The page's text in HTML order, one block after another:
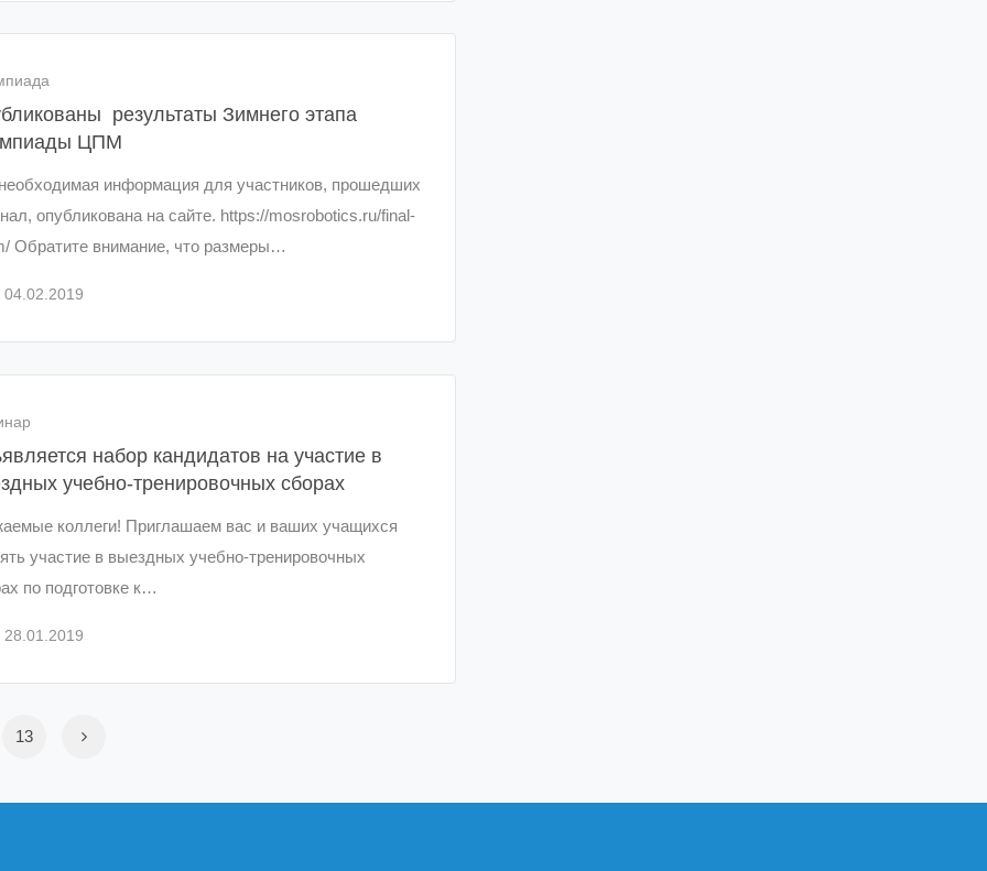
результаты Зимнего этапа
ЦПМ
информация для участников, прошедших
опубликована на сайте. https://mosrobotics.ru/final-
Обратите внимание, что размеры…
04.02.2019
набор кандидатов на участие в
учебно-тренировочных сборах
коллеги! Приглашаем вас и ваших учащихся
участие в выездных учебно-тренировочных
по подготовке к…
28.01.2019
13